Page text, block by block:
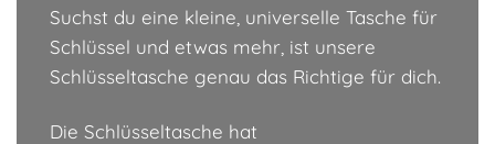
Suchst du eine kleine, universelle Tasche für
Schlüssel und etwas mehr, ist unsere
Schlüsseltasche genau das Richtige für dich.
Die Schlüsseltasche hat